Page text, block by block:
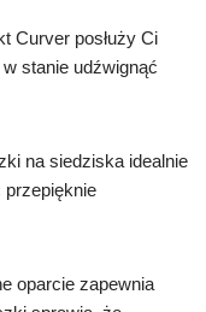
Curver posłuży Ci
stanie udźwignąć
na siedziska idealnie
przepięknie
oparcie zapewnia